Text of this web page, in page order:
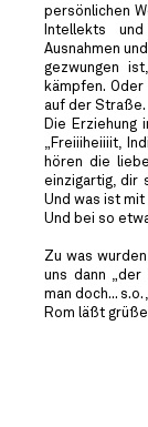
persönlichen
Intellekts
Ausnahmen
gezwungen
kämpfen.
auf der Straße.
Die Erziehung
„Freiiiheiiiit,
hören die
einzigartig, dir
Und was ist mit
Und bei so
Zu was
uns dann „der
man doch...
Rom läßt